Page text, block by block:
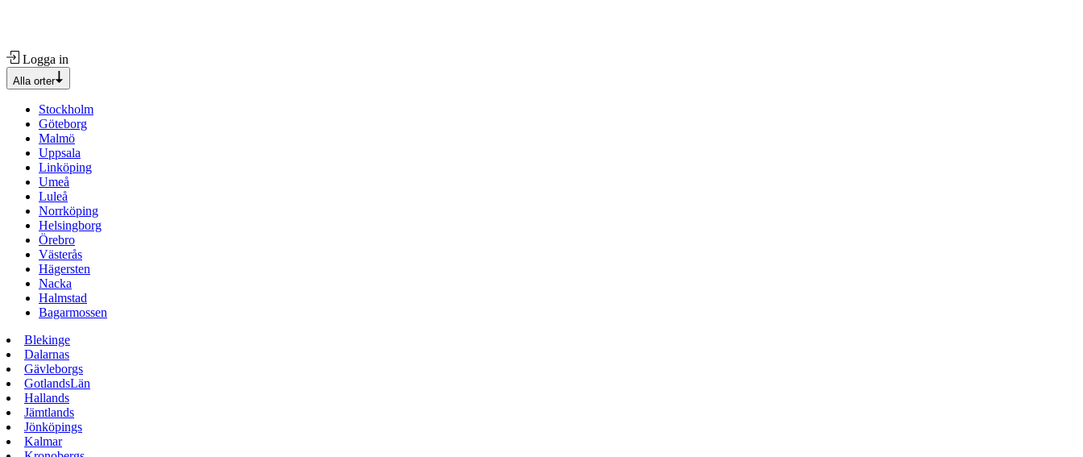
Logga in
Alla orter
Stockholm
Göteborg
Malmö
Uppsala
Linköping
Umeå
Luleå
Norrköping
Helsingborg
Örebro
Västerås
Hägersten
Nacka
Halmstad
Bagarmossen
Blekinge
Dalarnas
Gävleborgs
GotlandsLän
Hallands
Jämtlands
Jönköpings
Kalmar